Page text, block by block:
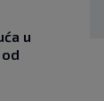
u